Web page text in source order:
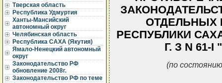
Тверская область
Республика Удмуртия
Ханты-Мансийский
автономный округ
Челябинская область
Республика САХА (Якутия)
Ямало-Ненецкий автономный
округ
Законодательство РФ
обновление 2008г.
Законодательство РФ по теме
ОТДЕЛЬНЫХ
РЕСПУБЛИКИ
Г. З N
(по